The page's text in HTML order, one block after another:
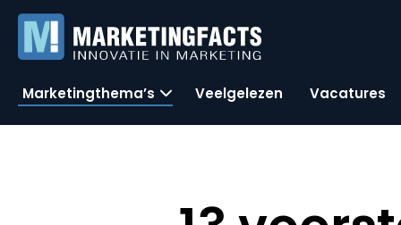
Marketingthema’s Veelgelezen Vacatures